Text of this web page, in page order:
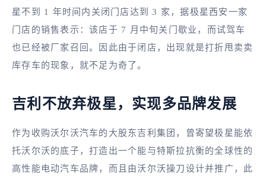
星不到 1 年时间内关闭门店达到 3 家，据极星西安一家
门店的销售表示：该店于 7 月中旬关门歇业，而试驾车
也已经被厂家召回。因此由于闭店，出现就是打折甩卖卖
库存车的现象，就不足为奇了。
吉利不放弃极星，实现多品牌发展
作为收购沃尔沃汽车的大股东吉利集团，曾寄望极星能依
托沃尔沃的底子，打造出一个能与特斯拉抗衡的全球性的
高性能电动汽车品牌，而且由沃尔沃操刀设计并推广，此